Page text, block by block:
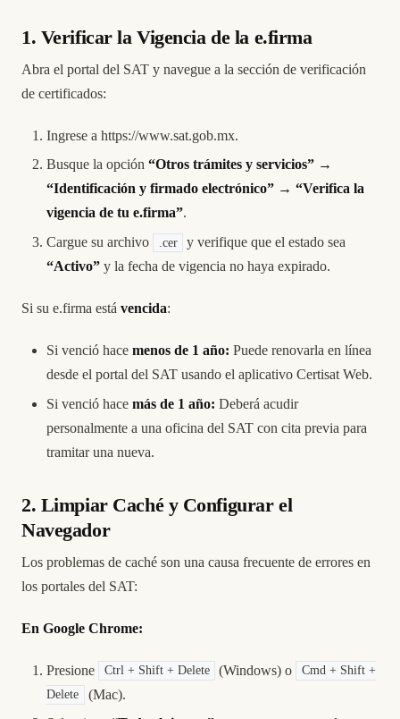
1. Verificar la Vigencia de la e.firma
Abra el portal del SAT y navegue a la sección de verificación
de certificados:
Ingrese a https://www.sat.gob.mx.
Busque la opción “Otros trámites y servicios” →
“Identificación y firmado electrónico” → “Verifica la
vigencia de tu e.firma”.
Cargue su archivo
.cer
y verifique que el estado sea
“Activo” y la fecha de vigencia no haya expirado.
Si su e.firma está vencida:
Si venció hace menos de 1 año: Puede renovarla en línea
desde el portal del SAT usando el aplicativo Certisat Web.
Si venció hace más de 1 año: Deberá acudir
personalmente a una oficina del SAT con cita previa para
tramitar una nueva.
2. Limpiar Caché y Configurar el
Navegador
Los problemas de caché son una causa frecuente de errores en
los portales del SAT:
En Google Chrome:
Presione Ctrl + Shift + Delete (Windows) o
Cmd + Shift +
Delete
(Mac).